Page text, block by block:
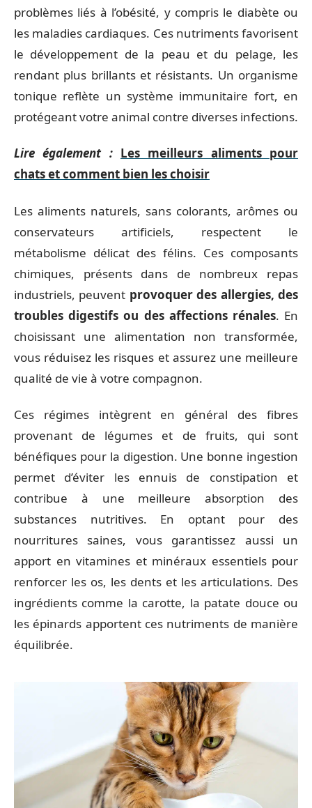
problèmes liés à l’obésité, y compris le diabète ou
les maladies cardiaques. Ces nutriments favorisent
le développement de la peau et du pelage, les
rendant plus brillants et résistants. Un organisme
tonique reflète un système immunitaire fort, en
protégeant votre animal contre diverses infections.
Lire également : Les meilleurs aliments pour
chats et comment bien les choisir
Les aliments naturels, sans colorants, arômes ou
conservateurs artificiels, respectent le
métabolisme délicat des félins. Ces composants
chimiques, présents dans de nombreux repas
industriels, peuvent provoquer des allergies, des
troubles digestifs ou des affections rénales. En
choisissant une alimentation non transformée,
vous réduisez les risques et assurez une meilleure
qualité de vie à votre compagnon.
Ces régimes intègrent en général des fibres
provenant de légumes et de fruits, qui sont
bénéfiques pour la digestion. Une bonne ingestion
permet d’éviter les ennuis de constipation et
contribue à une meilleure absorption des
substances nutritives. En optant pour des
nourritures saines, vous garantissez aussi un
apport en vitamines et minéraux essentiels pour
renforcer les os, les dents et les articulations. Des
ingrédients comme la carotte, la patate douce ou
les épinards apportent ces nutriments de manière
équilibrée.